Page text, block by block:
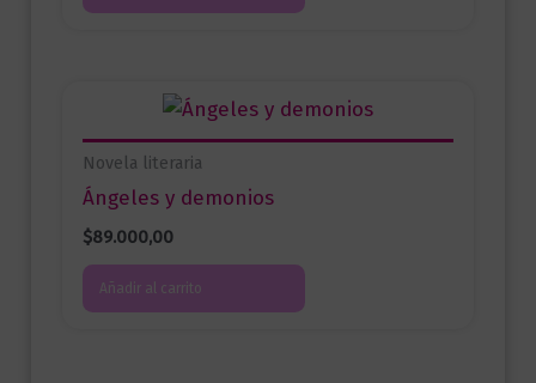
Novela literaria
Ángeles y demonios
$89.000,00
Añadir al carrito